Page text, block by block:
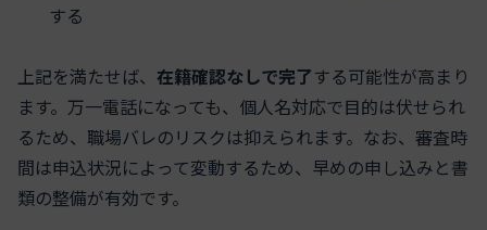
する
上記を満たせば、 在籍確認なしで完了する可能性が高まり
ます。万一電話になっても、個人名対応で目的は伏せられ
るため、職場バレのリスクは抑えられます。なお、審査時
間は申込状況によって変動するため、早めの申し込みと書
類の整備が有効です。